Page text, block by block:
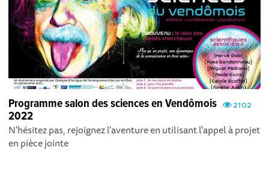
2102
Programme salon des sciences en Vendômois
2022
N'hésitez pas, rejoignez l'aventure en utilisant l'appel à projet
en pièce jointe